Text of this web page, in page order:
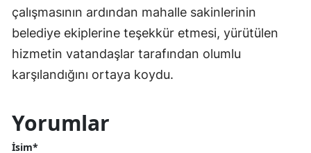
çalışmasının ardından mahalle sakinlerinin
belediye ekiplerine teşekkür etmesi, yürütülen
hizmetin vatandaşlar tarafından olumlu
karşılandığını ortaya koydu.
Yorumlar
İsim*